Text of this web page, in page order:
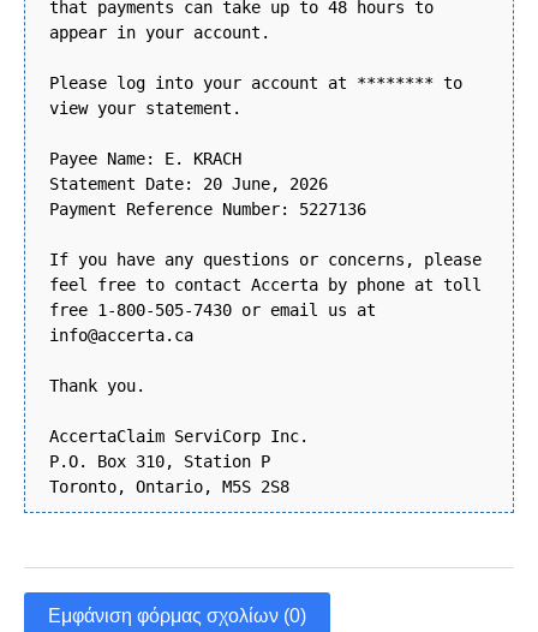
that payments can take up to 48 hours to
appear in your account.
Please log into your account at ******** to
view your statement.
Payee Name: E. KRACH
Statement Date: 20 June, 2026
Payment Reference Number: 5227136
If you have any questions or concerns, please
feel free to contact Accerta by phone at toll
free 1-800-505-7430 or email us at
info@accerta.ca
Thank you.
AccertaClaim ServiCorp Inc.
P.O. Box 310, Station P
Toronto, Ontario, M5S 2S8
Εμφάνιση φόρμας σχολίων (0)